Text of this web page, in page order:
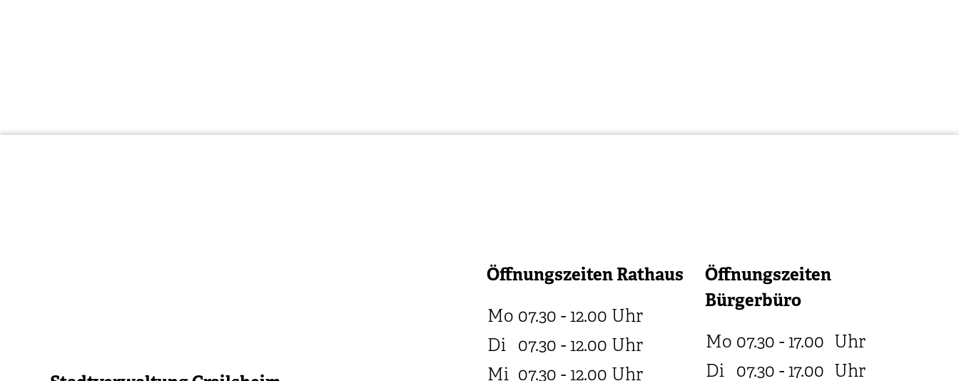
Öffnungszeiten Rathaus
Mo 07.30 - 12.00 Uhr
Di 07.30 - 12.00 Uhr
Mi 07.30 - 12.00 Uhr
Öffnungszeiten
Bürgerbüro
Mo 07.30 - 17.00 Uhr
Di 07.30 - 17.00 Uhr